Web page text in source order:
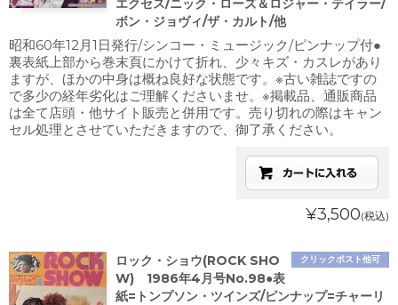
エクセス/ニック・ローズ＆ロジャー・テイラー/
ボン・ジョヴィ/ザ・カルト/他
昭和60年12月1日発行/シンコー・ミュージック/ピンナップ付●
裏表紙上部から巻末頁にかけて折れ、少々キズ・カスレがあり
ますが、ほかの中身は概ね良好な状態です。※古い雑誌ですの
で多少の経年劣化はご理解くださいませ。※掲載品、通販商品
は全て店頭・他サイト販売と併用です。売り切れの際はキャン
セル処理とさせていただきますので、御了承ください。
¥3,500(税込)
クリックポスト他可
ロック・ショウ(ROCK SHO
W) 1986年4月号No.98●表
紙=トンプソン・ツインズ/ピンナップ=チャーリ